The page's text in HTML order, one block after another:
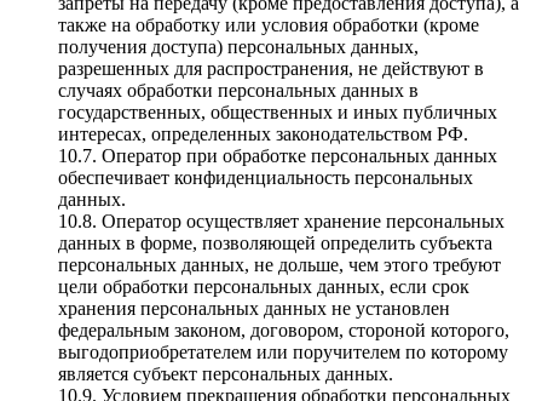
также на обработку или условия обработки (кроме
получения доступа) персональных данных,
разрешенных для распространения, не действуют в
случаях обработки персональных данных в
государственных, общественных и иных публичных
интересах, определенных законодательством РФ.
10.7. Оператор при обработке персональных данных
обеспечивает конфиденциальность персональных
данных.
10.8. Оператор осуществляет хранение персональных
данных в форме, позволяющей определить субъекта
персональных данных, не дольше, чем этого требуют
цели обработки персональных данных, если срок
хранения персональных данных не установлен
федеральным законом, договором, стороной которого,
выгодоприобретателем или поручителем по которому
является субъект персональных данных.
10.9. Условием прекращения обработки персональных